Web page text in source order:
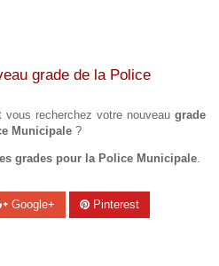
grade de la Police
recherchez votre nouveau grade
Municipale ?
grades pour la Police Municipale.
Google+ Pinterest